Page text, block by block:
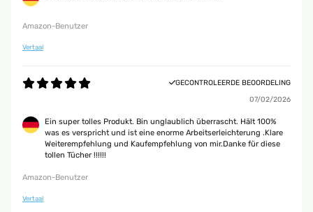
Amazon-Benutzer
Vertaal
GECONTROLEERDE BEOORDELING
07/02/2026
Ein super tolles Produkt. Bin unglaublich überrascht. Hält 100%
was es verspricht und ist eine enorme Arbeitserleichterung .Klare
Weiterempfehlung und Kaufempfehlung von mir.Danke für diese
tollen Tücher !!!!!!
Amazon-Benutzer
Vertaal